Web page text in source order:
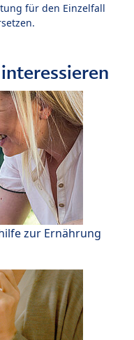
für den Einzelfall
zur Ernährung